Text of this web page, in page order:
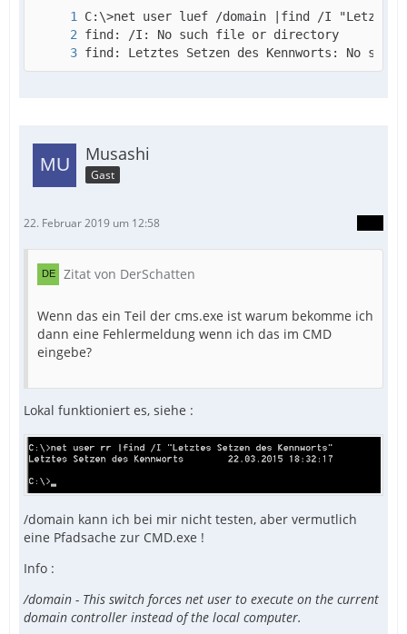
EndFunc   ;==>_OEMtoChar
find: Letztes Setzen des Kennworts: No
Musashi
Gast
22. Februar 2019 um 12:58
Zitat von DerSchatten
Wenn das ein Teil der cms.exe ist warum bekomme ich
dann eine Fehlermeldung wenn ich das im CMD
eingebe?
Lokal funktioniert es, siehe :
/domain kann ich bei mir nicht testen, aber vermutlich
eine Pfadsache zur CMD.exe !
Info :
/domain - This switch forces net user to execute on the current
domain controller instead of the local computer.